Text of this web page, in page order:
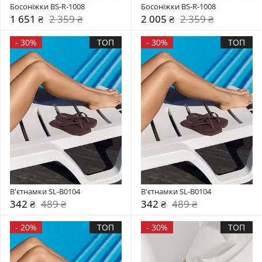
Босоніжки BS-R-1008
1 651 ₴ 2 359 ₴
Босоніжки BS-R-1008
2 005 ₴ 2 359 ₴
- 30% ТОП
В'єтнамки SL-B0104
342 ₴ 489 ₴
- 30% ТОП
В'єтнамки SL-B0104
342 ₴ 489 ₴
- 20% ТОП - 30% ТОП